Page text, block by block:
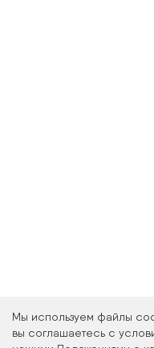
Мы используем файлы
вы соглашаетесь с